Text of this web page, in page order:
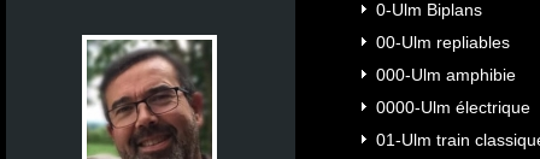
0-Ulm Biplans
00-Ulm repliables
000-Ulm amphibie
0000-Ulm électrique
01-Ulm train